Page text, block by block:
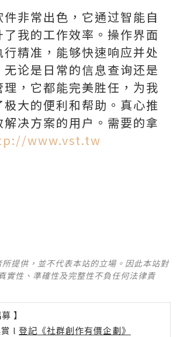
非常出色，它通过智能自
我的工作效率。操作界面
精准，能够快速响应并处
论是日常的信息查询还是
，它都能完美胜任，为我
大的便利和帮助。真心推
决方案的用户。需要的拿
www.vst.tw
提供，並不代表本站的立場。因此本站對
實性、準確性及完整性不負任何法律責
】
l 登記《社群創作有價企劃》